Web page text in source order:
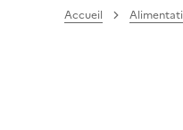
Accueil